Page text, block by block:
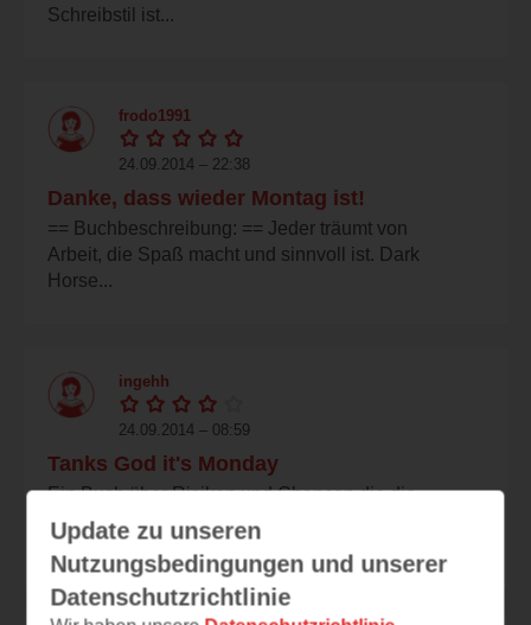
Schreibstil ist...
frodo1991
24.09.2014 – 22:38
Danke, dass wieder Montag ist!
== Buchbeschreibung: == Jeder träumt von
Arbeit, die Spaß macht und sinnvoll ist. Dark
Horse...
ingehh
24.09.2014 – 08:59
Tanks God it's Monday
Ein Buch über Risiken und Chancen die die
Globalisierung und die sozialen Netzwerke
bieten....
Update zu unseren
Nutzungsbedingungen und unserer
Datenschutzrichtlinie